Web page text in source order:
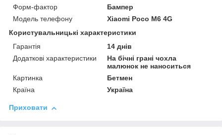
Форм-фактор
Бампер
Модель телефону
Xiaomi Poco M6 4G
Користувальницькі характеристики
Гарантія
14 днів
Додаткові характеристики
На бічні грані чохла
малюнок не наноситься
Картинка
Бетмен
Країна
Україна
Приховати